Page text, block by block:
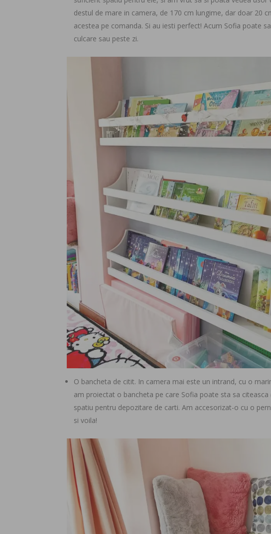
destul de mare in camera, de 170 cm lungime, dar doar 20
acestea pe comanda. Si au iesti perfect! Acum Sofia poate
culcare sau peste zi.
O bancheta de citit. In camera mai este un intrand, cu o
am proiectat o bancheta pe care Sofia poate sta sa
spatiu pentru depozitare de carti. Am accesorizat-o cu o
si voila!